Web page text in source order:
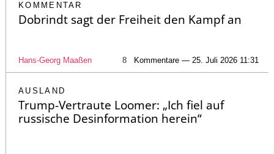
KOMMENTAR
Dobrindt sagt der Freiheit den Kampf an
Hans-Georg Maaßen 8 Kommentare — 25. Juli 2026 11:31
AUSLAND
Trump-Vertraute Loomer: „Ich fiel auf
russische Desinformation herein“